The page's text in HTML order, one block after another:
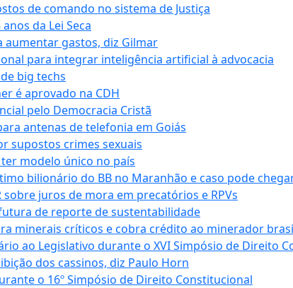
de comando no sistema de Justiça
da Lei Seca
aumentar gastos, diz Gilmar
para integrar inteligência artificial à advocacia
big techs
é aprovado na CDH
pelo Democracia Cristã
antenas de telefonia em Goiás
supostos crimes sexuais
modelo único no país
bilionário do BB no Maranhão e caso pode chegar
juros de mora em precatórios e RPVs
de reporte de sustentabilidade
minerais críticos e cobra crédito ao minerador
ao Legislativo durante o XVI Simpósio de Direito
dos cassinos, diz Paulo Horn
o 16º Simpósio de Direito Constitucional